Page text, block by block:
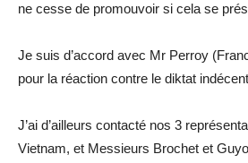
ne cesse de promouvoir si cela se
Je suis d’accord avec Mr Perroy
pour la réaction contre le diktat
J’ai d’ailleurs contacté nos 3
Vietnam, et Messieurs Brochet et